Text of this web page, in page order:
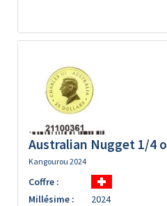
Australian Nugget 1/4
Kangourou 2024
Coffre :
Millésime :
2024